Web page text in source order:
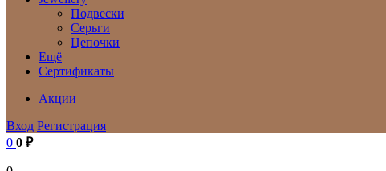
Подвески
Серьги
Цепочки
Ещё
Сертификаты
Акции
Вход Регистрация
0 0 ₽